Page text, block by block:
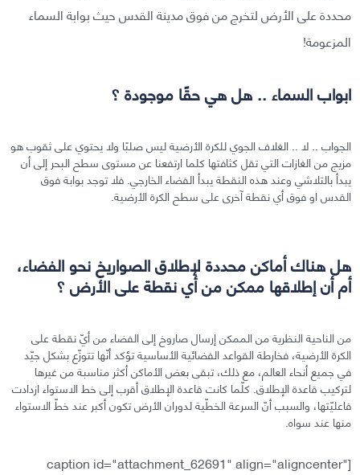
محددة على الأرض لتخرج من فوق مدينة القدس حيث بوابة السماء
المزعومة!
ابواب السماء .. هل هي حقًا موجودة ؟
الجواب .. لا .. الغلاف الجوي للكرة الأرضية ليس صلبًا ولا يحتوي على ثقوب هو
مزيج من الغازات التي تقل كثافتها كلما ارتفعنا عن مستوى سطح البحر إلى أن
يبدأ بالتلاشي وعند هذه النقطة يبدأ الفضاء الخارجي. فلا توجد بوابة فوق
القدس او فوق أي نقطة آخرى على سطح الكرة الأرضية.
هل هناك أماكن محددة لإطلاق الصواريخ نحو الفضاء،
أم أن إطلاقها ممكن من أي نقطة على الأرض ؟
من الناحية النظرية من الممكن إرسال صاروخ إلى الفضاء من أيّ نقطة على
الكرة الأرضية، فخارطة القواعد الفضائية الأساسية تؤكد أنّها تتوزّع بشكل جيّد
في جميع أنحاء العالم، مع ذلك، تبقى بعض الأماكن أكثر مناسبة من غيرها
لتركيب قاعدة الإطلاق. كلّما كانت قاعدة الإطلاق أقرب إلى خط الاستواء ازدادت
فاعليّتها، والسبب أنّ السرعة الخطّية لدوران الأرض تكون أكبر عند خطّ الاستواء
منها عند سواه.
[caption id="attachment_62691" align="aligncenter"